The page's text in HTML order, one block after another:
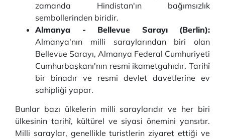
zamanda Hindistan'ın bağımsızlık
sembollerinden biridir.
Almanya - Bellevue Sarayı (Berlin):
Almanya'nın milli saraylarından biri olan
Bellevue Sarayı, Almanya Federal Cumhuriyeti
Cumhurbaşkanı'nın resmi ikametgahıdır. Tarihî
bir binadır ve resmi devlet davetlerine ev
sahipliği yapar.
Bunlar bazı ülkelerin milli saraylarıdır ve her biri
ülkesinin tarihî, kültürel ve siyasi önemini yansıtır.
Milli saraylar, genellikle turistlerin ziyaret ettiği ve